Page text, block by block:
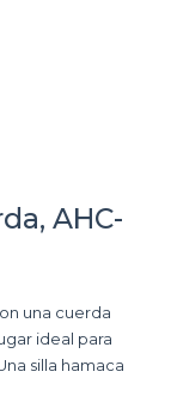
AHC-
una cuerda
ideal para
silla hamaca